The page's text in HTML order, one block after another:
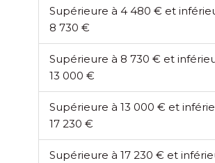
Supérieure à 4 480 € et
8 730 €
Supérieure à 8 730 € et
13 000 €
Supérieure à 13 000 € et
17 230 €
Supérieure à 17 230 € et